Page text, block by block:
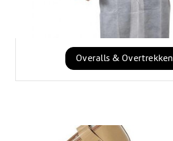
Overalls & Overtrekken